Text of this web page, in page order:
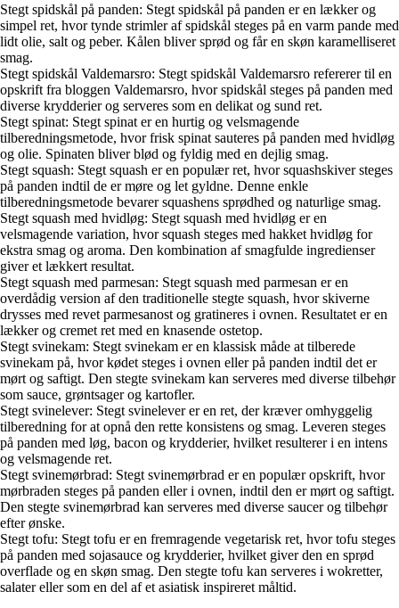
Stegt spidskål på panden: Stegt spidskål på panden er en lækker og
simpel ret, hvor tynde strimler af spidskål steges på en varm pande med
lidt olie, salt og peber. Kålen bliver sprød og får en skøn karamelliseret
smag.
Stegt spidskål Valdemarsro: Stegt spidskål Valdemarsro refererer til en
opskrift fra bloggen Valdemarsro, hvor spidskål steges på panden med
diverse krydderier og serveres som en delikat og sund ret.
Stegt spinat: Stegt spinat er en hurtig og velsmagende
tilberedningsmetode, hvor frisk spinat sauteres på panden med hvidløg
og olie. Spinaten bliver blød og fyldig med en dejlig smag.
Stegt squash: Stegt squash er en populær ret, hvor squashskiver steges
på panden indtil de er møre og let gyldne. Denne enkle
tilberedningsmetode bevarer squashens sprødhed og naturlige smag.
Stegt squash med hvidløg: Stegt squash med hvidløg er en
velsmagende variation, hvor squash steges med hakket hvidløg for
ekstra smag og aroma. Den kombination af smagfulde ingredienser
giver et lækkert resultat.
Stegt squash med parmesan: Stegt squash med parmesan er en
overdådig version af den traditionelle stegte squash, hvor skiverne
drysses med revet parmesanost og gratineres i ovnen. Resultatet er en
lækker og cremet ret med en knasende ostetop.
Stegt svinekam: Stegt svinekam er en klassisk måde at tilberede
svinekam på, hvor kødet steges i ovnen eller på panden indtil det er
mørt og saftigt. Den stegte svinekam kan serveres med diverse tilbehør
som sauce, grøntsager og kartofler.
Stegt svinelever: Stegt svinelever er en ret, der kræver omhyggelig
tilberedning for at opnå den rette konsistens og smag. Leveren steges
på panden med løg, bacon og krydderier, hvilket resulterer i en intens
og velsmagende ret.
Stegt svinemørbrad: Stegt svinemørbrad er en populær opskrift, hvor
mørbraden steges på panden eller i ovnen, indtil den er mørt og saftigt.
Den stegte svinemørbrad kan serveres med diverse saucer og tilbehør
efter ønske.
Stegt tofu: Stegt tofu er en fremragende vegetarisk ret, hvor tofu steges
på panden med sojasauce og krydderier, hvilket giver den en sprød
overflade og en skøn smag. Den stegte tofu kan serveres i wokretter,
salater eller som en del af et asiatisk inspireret måltid.